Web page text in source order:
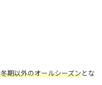
期以外のオールシーズンとな